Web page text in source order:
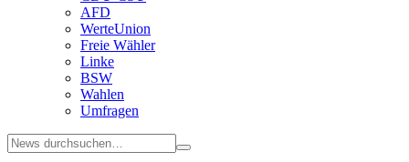
AFD
WerteUnion
Freie Wähler
Linke
BSW
Wahlen
Umfragen